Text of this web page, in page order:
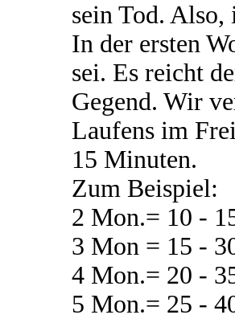
sein Tod. Also,
In der ersten
sei. Es reicht
Gegend. Wir
Laufens im
15 Minuten.
Zum Beispiel:
2 Mon.= 10 -
3 Mon = 15 -
4 Mon.= 20 -
5 Mon.= 25 -